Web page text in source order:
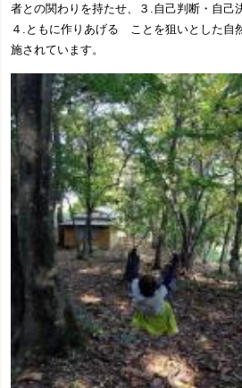
者との関わりを持たせ、３.自己判断・自己
４.ともに作りあげる ことを狙いとした自
施されています。